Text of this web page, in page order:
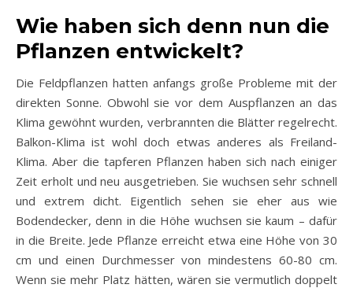
Wie haben sich denn nun die
Pflanzen entwickelt?
Die Feldpflanzen hatten anfangs große Probleme mit der
direkten Sonne. Obwohl sie vor dem Auspflanzen an das
Klima gewöhnt wurden, verbrannten die Blätter regelrecht.
Balkon-Klima ist wohl doch etwas anderes als Freiland-
Klima. Aber die tapferen Pflanzen haben sich nach einiger
Zeit erholt und neu ausgetrieben. Sie wuchsen sehr schnell
und extrem dicht. Eigentlich sehen sie eher aus wie
Bodendecker, denn in die Höhe wuchsen sie kaum – dafür
in die Breite. Jede Pflanze erreicht etwa eine Höhe von 30
cm und einen Durchmesser von mindestens 60-80 cm.
Wenn sie mehr Platz hätten, wären sie vermutlich doppelt